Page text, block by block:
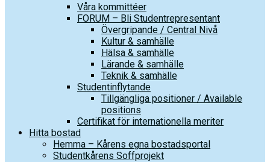
Våra kommittéer
FORUM – Bli Studentrepresentant
Övergripande / Central Nivå
Kultur & samhälle
Hälsa & samhälle
Lärande & samhälle
Teknik & samhälle
Studentinflytande
Tillgängliga positioner / Available
positions
Certifikat för internationella meriter
Hitta bostad
Hemma – Kårens egna bostadsportal
Studentkårens Soffprojekt